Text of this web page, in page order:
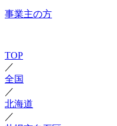
事業主の方
TOP
／
全国
／
北海道
／